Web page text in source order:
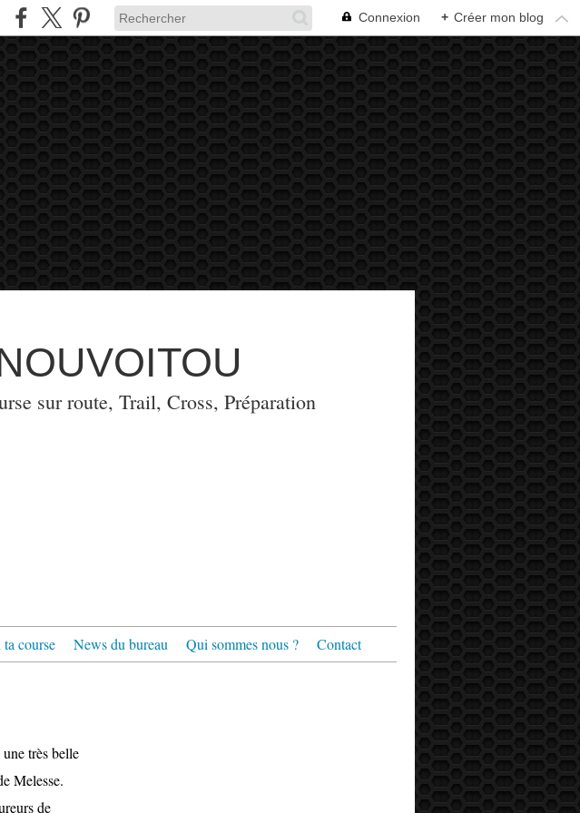
Connexion + Créer mon blog
sur route, Trail, Cross, Préparation
course News du bureau Qui sommes nous ? Contact
très belle
Melesse.
de